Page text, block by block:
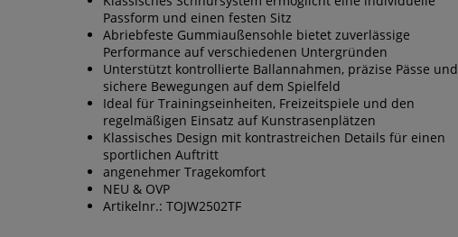
Passform und einen festen Sitz
Abriebfeste Gummiaußensohle bietet zuverlässige
Performance auf verschiedenen Untergründen
Unterstützt kontrollierte Ballannahmen, präzise Pässe und
sichere Bewegungen auf dem Spielfeld
Ideal für Trainingseinheiten, Freizeitspiele und den
regelmäßigen Einsatz auf Kunstrasenplätzen
Klassisches Design mit kontrastreichen Details für einen
sportlichen Auftritt
angenehmer Tragekomfort
NEU & OVP
Artikelnr.: TOJW2502TF